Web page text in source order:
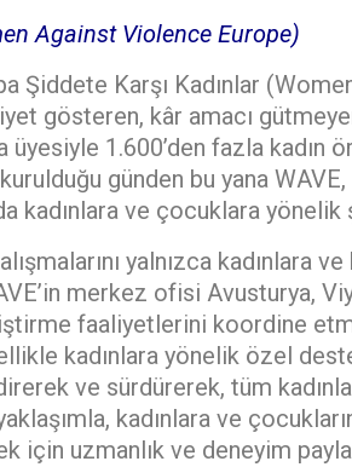
Against Violence Europe)
Şiddete Karşı Kadınlar
gösteren, kâr amacı
üyesiyle 1.600’den fazla kadın
kurulduğu günden bu yana
kadınlara ve çocuklara
yalnızca
merkez ofisi Avusturya,
faaliyetlerini koordine
kadınlara yönelik özel
ve sürdürerek, tüm
kadınlara ve
için uzmanlık ve deneyim